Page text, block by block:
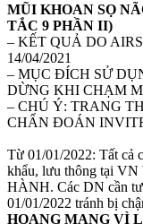
MŨI KHOAN SỌ
TẮC 9 PHẦN II)
– KẾT QUẢ DO
14/04/2021
– MỤC ĐÍCH SỬ
DỪNG KHI CHẠM
– CHÚ Ý: TRANG
CHẨN ĐOÁN
Từ 01/01/2022: Tất cả
khẩu, lưu thông tại
HÀNH. Các DN cần tư
01/01/2022 tránh bị
HOANG MANG VÌ